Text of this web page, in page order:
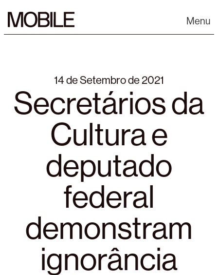
content
Menu
14 de Setembro de 2021
Secretários da
Cultura e
deputado
federal
demonstram
ignorância